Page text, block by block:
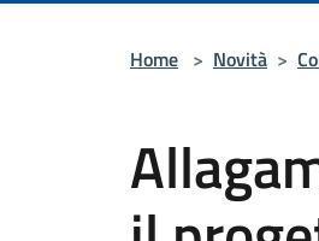
Home > Novità >